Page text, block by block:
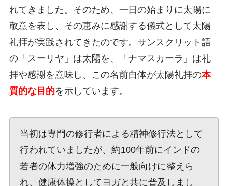
れてきました。そのため、一日の始まりに太陽に
敬意を表し、その恵みに感謝する儀式として太陽
礼拝が実践されてきたのです。サンスクリット語
の「スーリヤ」は太陽を、「ナマスカーラ」は礼
拝や感謝を意味し、この名前自体が太陽礼拝の本
質的な目的を示しています。
当初は専門の修行者による精神修行法として
行われていましたが、約100年前にインドの
若者の体力増強のために一般向けに整えら
れ、健康体操としてヨガと共に普及しまし